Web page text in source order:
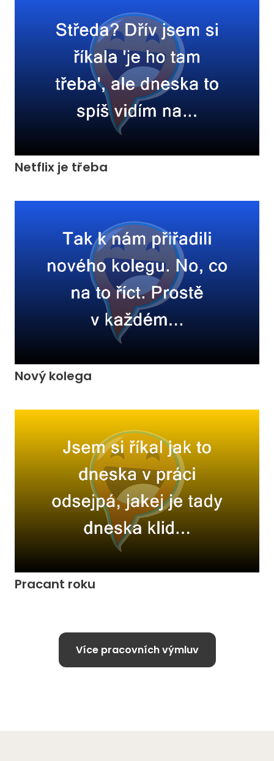
Netflix je třeba
Nový kolega
Pracant roku
Více pracovních výmluv